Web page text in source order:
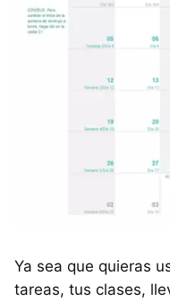
Ya sea que quieras
tareas, tus clases,